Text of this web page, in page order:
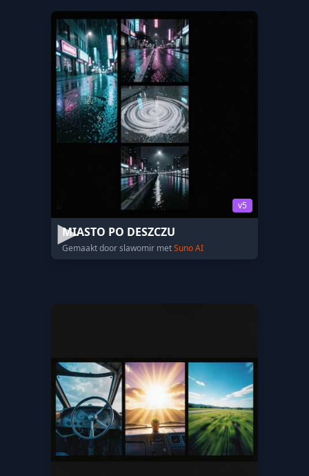
v5
MIASTO PO DESZCZU
Gemaakt door slawomir metSuno AI